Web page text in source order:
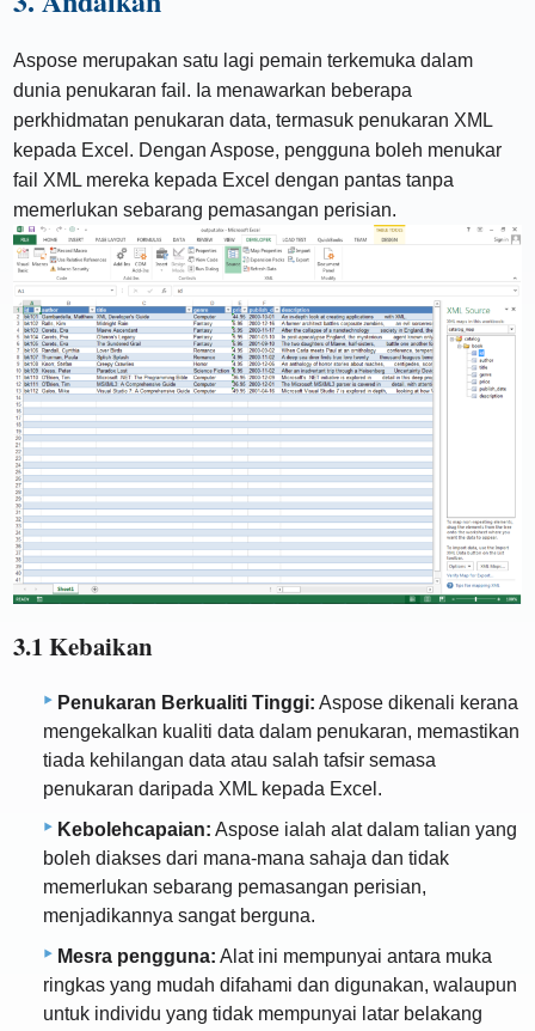
Aspose merupakan satu lagi pemain terkemuka dalam
dunia penukaran fail. Ia menawarkan beberapa
perkhidmatan penukaran data, termasuk penukaran XML
kepada Excel. Dengan Aspose, pengguna boleh menukar
fail XML mereka kepada Excel dengan pantas tanpa
memerlukan sebarang pemasangan perisian.
3.1 Kebaikan
Penukaran Berkualiti Tinggi: Aspose dikenali kerana
mengekalkan kualiti data dalam penukaran, memastikan
tiada kehilangan data atau salah tafsir semasa
penukaran daripada XML kepada Excel.
Kebolehcapaian: Aspose ialah alat dalam talian yang
boleh diakses dari mana-mana sahaja dan tidak
memerlukan sebarang pemasangan perisian,
menjadikannya sangat berguna.
Mesra pengguna: Alat ini mempunyai antara muka
ringkas yang mudah difahami dan digunakan, walaupun
untuk individu yang tidak mempunyai latar belakang